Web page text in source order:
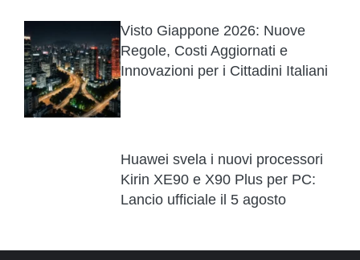
Visto Giappone 2026: Nuove
Regole, Costi Aggiornati e
Innovazioni per i Cittadini Italiani
Huawei svela i nuovi processori
Kirin XE90 e X90 Plus per PC:
Lancio ufficiale il 5 agosto